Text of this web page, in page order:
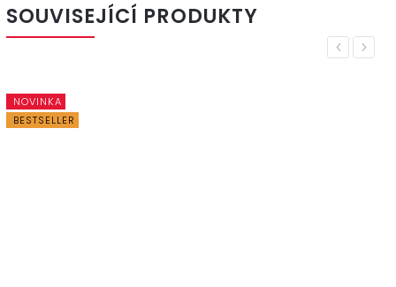
SOUVISEJÍCÍ PRODUKTY
Previous
NOVINKA
BESTSELLER
Next